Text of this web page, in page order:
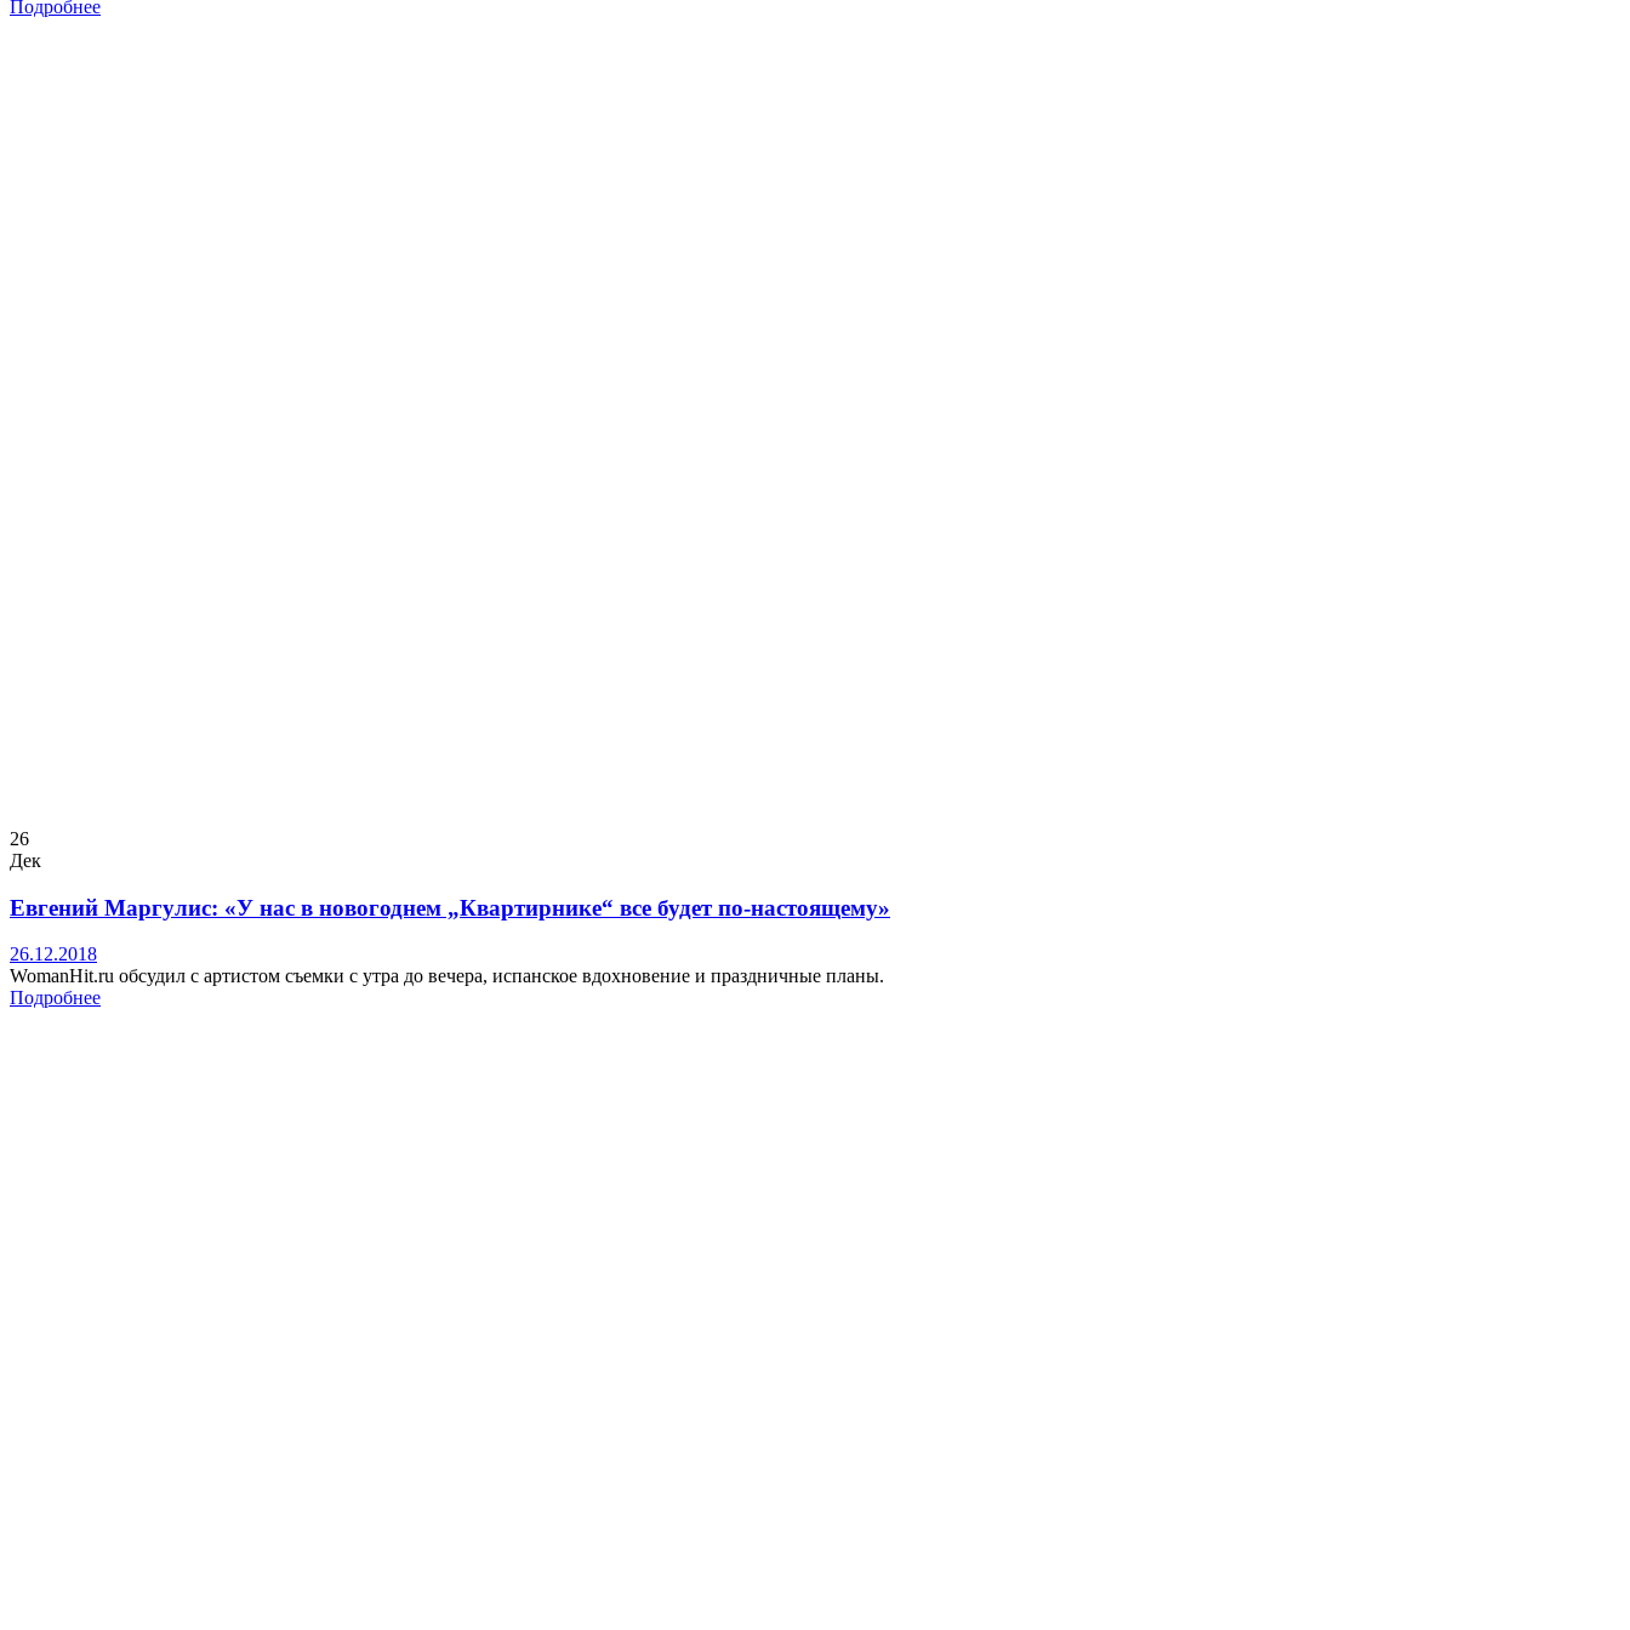
Подробнее
26
Дек
Евгений Маргулис: «У нас в новогоднем „Квартирнике“ все будет по-настоящему»
26.12.2018
WomanHit.ru обсудил с артистом съемки с утра до вечера, испанское вдохновение и праздничные планы.
Подробнее